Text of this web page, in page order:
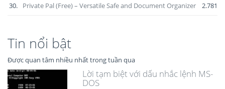
30. Private Pal (Free) – Versatile Safe and Document Organizer 2.781
Tin nổi bật
Được quan tâm nhiều nhất trong tuần qua
Lời tạm biệt với dấu nhắc lệnh MS-
DOS